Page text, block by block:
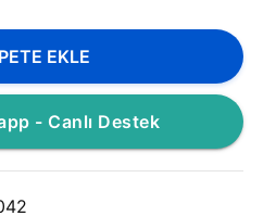
EKLE
- Canlı Destek